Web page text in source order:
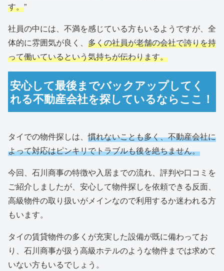
す。”
社員の中には、不満を感じている方もいるようですが、全
体的に雰囲気が良く、 多くの社員が老舗の会社で誇りを持
って働いているという気持ちが伝わります。
安心して最後までバックアップしてく
れる不動産会社を探しているならここ！
タイでの物件探しは、慣れないことも多く、不動産会社に
よって対応はピンキリでトラブルも後を絶ちません。
今回、石川商事の特徴や入居までの流れ、評判や口コミを
ご紹介しましたが、安心して物件探しを依頼できる反面、
高級物件の取り扱いがメインなので利用するか迷われる方
もいます。
タイの賃貸物件の多くが充実した設備が既に備わってお
り、石川商事が扱う高級ホテルのような物件までは求めて
いない方もいるでしょう。